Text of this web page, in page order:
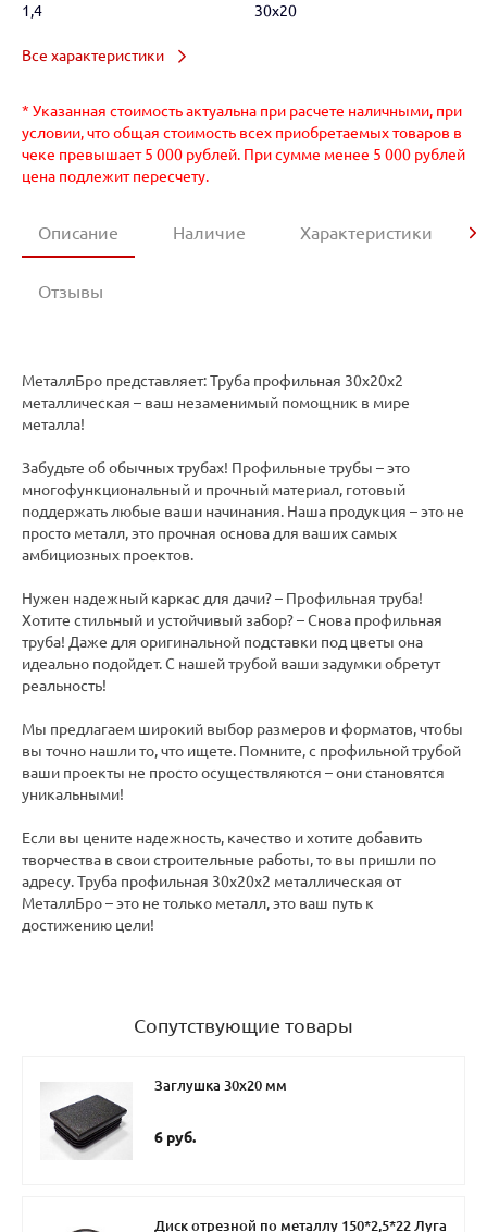
1,4
30x20
Все характеристики
* Указанная стоимость актуальна при расчете наличными, при
условии, что общая стоимость всех приобретаемых товаров в
чеке превышает 5 000 рублей. При сумме менее 5 000 рублей
цена подлежит пересчету.
Описание Наличие Характеристики
Отзывы
МеталлБро представляет: Труба профильная 30х20х2
металлическая – ваш незаменимый помощник в мире
металла!
Забудьте об обычных трубах! Профильные трубы – это
многофункциональный и прочный материал, готовый
поддержать любые ваши начинания. Наша продукция – это не
просто металл, это прочная основа для ваших самых
амбициозных проектов.
Нужен надежный каркас для дачи? – Профильная труба!
Хотите стильный и устойчивый забор? – Снова профильная
труба! Даже для оригинальной подставки под цветы она
идеально подойдет. С нашей трубой ваши задумки обретут
реальность!
Мы предлагаем широкий выбор размеров и форматов, чтобы
вы точно нашли то, что ищете. Помните, с профильной трубой
ваши проекты не просто осуществляются – они становятся
уникальными!
Если вы цените надежность, качество и хотите добавить
творчества в свои строительные работы, то вы пришли по
адресу. Труба профильная 30х20х2 металлическая от
МеталлБро – это не только металл, это ваш путь к
достижению цели!
Сопутствующие товары
Заглушка 30х20 мм
6 руб.
Диск отрезной по металлу 150*2,5*22 Луга